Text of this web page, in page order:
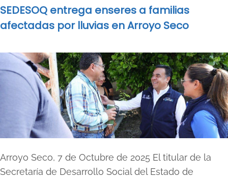
SEDESOQ entrega enseres a familias
afectadas por lluvias en Arroyo Seco
Arroyo Seco, 7 de Octubre de 2025 El titular de la
Secretaría de Desarrollo Social del Estado de